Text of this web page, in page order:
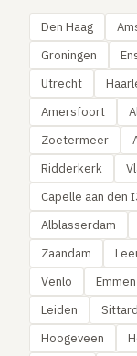
Den Haag
Groningen
Utrecht
Amersfoort
Zoetermeer
Ridderkerk
Capelle aan den
Alblasserdam
Zaandam
Venlo
Emmen
Leiden
Sittard
Hoogeveen